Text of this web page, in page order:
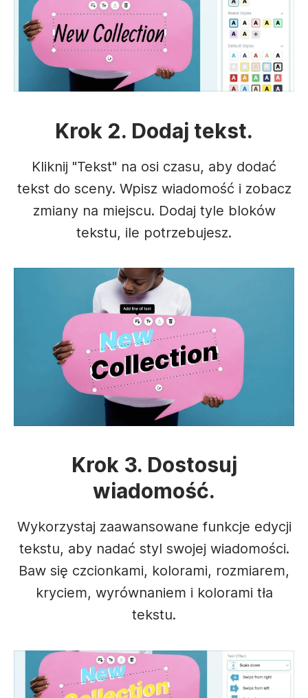
Krok 2. Dodaj tekst.
Kliknij "Tekst" na osi czasu, aby dodać
tekst do sceny. Wpisz wiadomość i zobacz
zmiany na miejscu. Dodaj tyle bloków
tekstu, ile potrzebujesz.
Krok 3. Dostosuj
wiadomość.
Wykorzystaj zaawansowane funkcje edycji
tekstu, aby nadać styl swojej wiadomości.
Baw się czcionkami, kolorami, rozmiarem,
kryciem, wyrównaniem i kolorami tła
tekstu.